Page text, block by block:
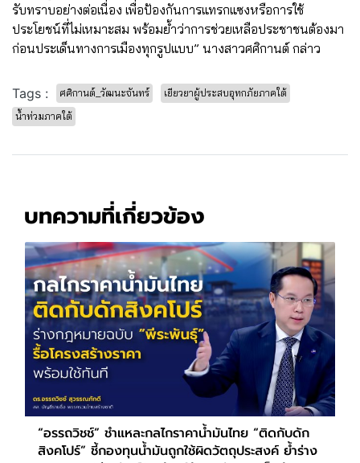
รับทราบอย่างต่อเนื่อง เพื่อป้องกันการแทรกแซงหรือการใช้
ประโยชน์ที่ไม่เหมาะสม พร้อมย้ำว่าการช่วยเหลือประชาชนต้องมา
ก่อนประเด็นทางการเมืองทุกรูปแบบ” นางสาวศศิกานต์ กล่าว
Tags : ศศิกานต์_วัฒนะจันทร์
เยียวยาผู้ประสบอุทกภัยภาคใต้
น้ำท่วมภาคใต้
บทความที่เกี่ยวข้อง
“อรรถวิชช์” ชำแหละกลไกราคาน้ำมันไทย “ติดกับดัก
สิงคโปร์” ชี้กองทุนน้ำมันถูกใช้ผิดวัตถุประสงค์ ย้ำร่าง